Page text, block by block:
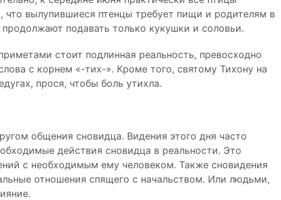
что вылупившиеся птенцы требует пищи и родителям в
подавать только кукушки и соловьи.
стоит подлинная реальность, превосходно
с корнем «-тих-». Кроме того, святому Тихону на
прося, чтобы боль утихла.
общения сновидца. Видения этого дня часто
действия сновидца в реальности. Это
с необходимым ему человеком. Также сновидения
отношения спящего с начальством. Или людьми,